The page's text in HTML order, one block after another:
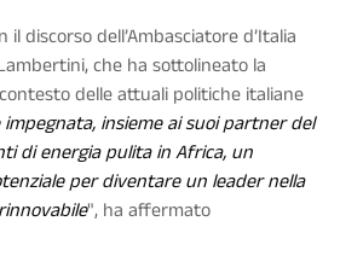
il discorso dell’Ambasciatore d’Italia
che ha sottolineato la
delle attuali politiche italiane
impegnata, insieme ai suoi partner del
di energia pulita in Africa, un
per diventare un leader nella
", ha affermato